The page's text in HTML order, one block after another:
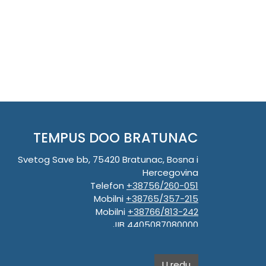
TEMPUS DOO BRATUNAC
Svetog Save bb, 75420 Bratunac, Bosna i
Hercegovina
Telefon +38756/260-051
Mobilni +38765/357-215
Mobilni +38766/813-242
JIB 4405087080000